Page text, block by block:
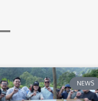
NEWS